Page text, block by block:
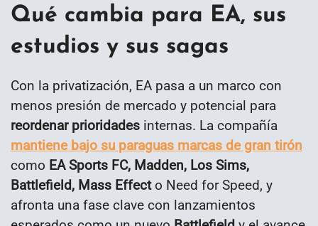
Qué cambia para EA, sus
estudios y sus sagas
Con la privatización, EA pasa a un marco con
menos presión de mercado y potencial para
reordenar prioridades internas. La compañía
mantiene bajo su paraguas marcas de gran tirón
como EA Sports FC, Madden, Los Sims,
Battlefield, Mass Effecto Need for Speed, y
afronta una fase clave con lanzamientos